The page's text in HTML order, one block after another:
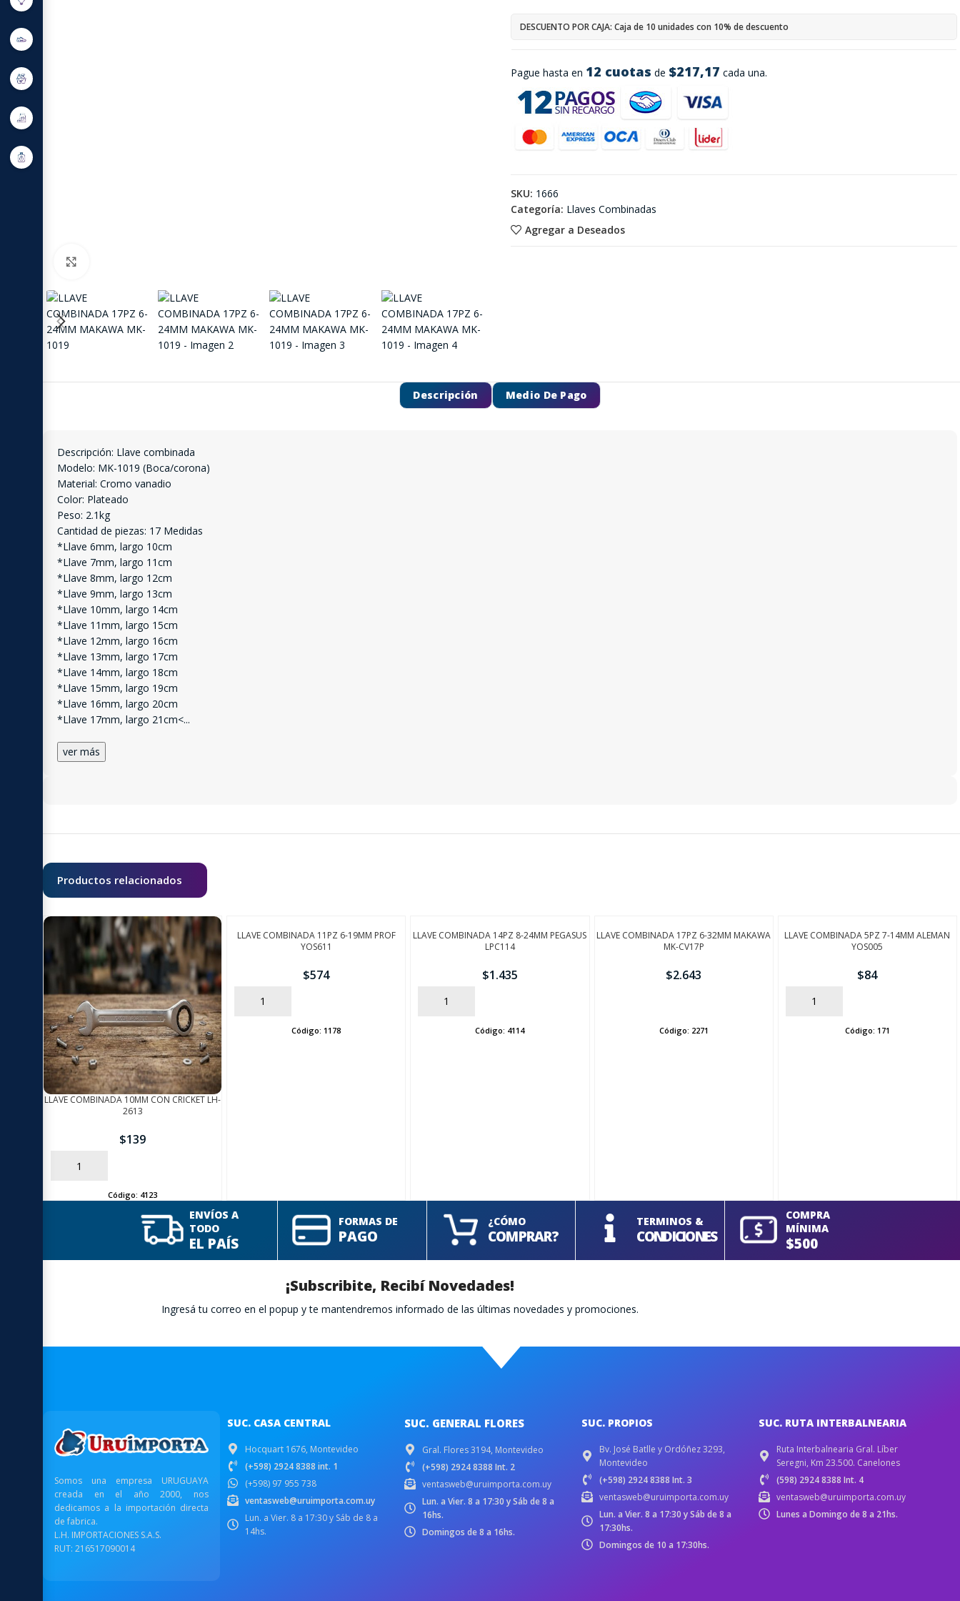
Pague hasta en 12 cuotas de $217,17 cada una.
DESCUENTO POR CAJA: Caja de 10 unidades con 10% de descuento
Agregar a Deseados
SKU: 1666
Categoría: Llaves Combinadas
Descripción Medio De Pago
Descripción: Llave combinada
Modelo: MK-1019 (Boca/corona)
Material: Cromo vanadio
Color: Plateado
Peso: 2.1kg
Cantidad de piezas: 17 Medidas
*Llave 6mm, largo 10cm
*Llave 7mm, largo 11cm
*Llave 8mm, largo 12cm
*Llave 9mm, largo 13cm
*Llave 10mm, largo 14cm
*Llave 11mm, largo 15cm
*Llave 12mm, largo 16cm
*Llave 13mm, largo 17cm
*Llave 14mm, largo 18cm
*Llave 15mm, largo 19cm
*Llave 16mm, largo 20cm
*Llave 17mm, largo 21cm<...
ver más
Productos relacionados
LLAVE COMBINADA 10MM CON CRICKET LH-
2613
$139
AÑADIR
Código: 4123
LLAVE COMBINADA 11PZ 6-19MM PROF
YOS611
$574
AÑADIR
Código:1178
LLAVE COMBINADA 14PZ 8-24MM PEGASUS
LPC114
$1.435
AÑADIR
Código: 4114
LLAVE COMBINADA 17PZ 6-32MM MAKAWA
MK-CV17P
$2.643
Código: 2271
LLAVE COMBINADA 5PZ 7-14MM ALEMAN
YOS005
$84
AÑADIR
Código: 171
ENVÍOS A
TODO
EL PAÍS
FORMAS DE
PAGO
¿CÓMO
COMPRAR?
TERMINOS &
CONDICIONES
COMPRA
MÍNIMA
$500
¡Subscribite, Recibí Novedades!
Ingresá tu correo en el popup y te mantendremos informado de las últimas novedades y promociones.
Somos una empresa URUGUAYA
creada en el año 2000, nos
dedicamos a la importación directa
de fabrica.
L.H. IMPORTACIONES S.A.S.
RUT: 216517090014
SUC. CASA CENTRAL
Hocquart 1676, Montevideo
(+598) 2924 8388 int. 1
(+598) 97 955 738
ventasweb@uruimporta.com.uy
Lun. a Vier. 8 a 17:30 y Sáb de 8 a
14hs.
SUC. GENERAL FLORES
Gral. Flores 3194, Montevideo
(+598) 2924 8388 Int. 2
ventasweb@uruimporta.com.uy
Lun. a Vier. 8 a 17:30 y Sáb de 8 a
16hs.
Domingos de 8 a 16hs.
SUC. PROPIOS
Bv. José Batlle y Ordóñez 3293,
Montevideo
(+598) 2924 8388 Int. 3
ventasweb@uruimporta.com.uy
Lun. a Vier. 8 a 17:30 y Sáb de 8 a
17:30hs.
Domingos de 10 a 17:30hs.
SUC. RUTA INTERBALNEARIA
Ruta Interbalnearia Gral. Líber
Seregni, Km 23.500. Canelones
(598) 2924 8388 Int. 4
ventasweb@uruimporta.com.uy
Lunes a Domingo de 8 a 21hs.